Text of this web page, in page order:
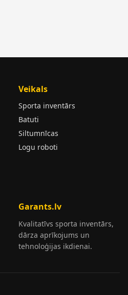
Veikals
Sporta inventārs
Batuti
Siltumnīcas
Logu roboti
Garants.lv
Kvalitatīvs sporta inventārs,
dārza aprīkojums un
tehnoloģijas ikdienai.